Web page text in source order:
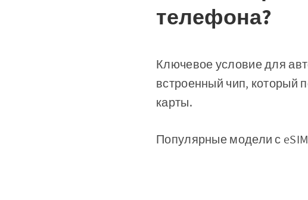
телефона?
Ключевое условие для
встроенный чип, который
карты.
Популярные модели с